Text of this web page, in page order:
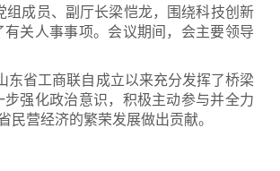
组成员、副厅长梁恺龙，围绕科技创新
关人事事项。会议期间，会主要领导
东省工商联自成立以来充分发挥了桥梁
强化政治意识，积极主动参与并全力
营经济的繁荣发展做出贡献。